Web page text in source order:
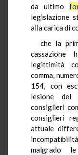
da ultimo
legislazione
alla carica di
che la
cassazione
legittimità
comma,
154, con
lesione del
consiglieri
consiglieri
attuale
malgrado